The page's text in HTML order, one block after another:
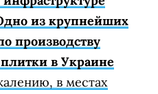
из крупнейших
производству
в Украине
в местах